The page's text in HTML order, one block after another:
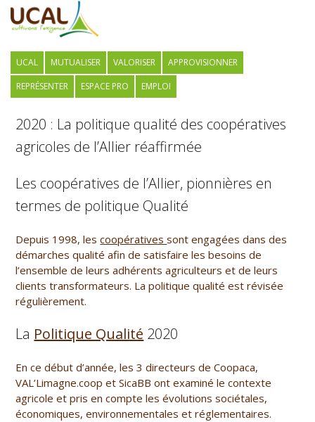
UCAL MUTUALISER VALORISER
APPROVISIONNER
REPRÉSENTER
ESPACE PRO EMPLOI
2020 : La politique qualité des coopératives
agricoles de l’Allier réaffirmée
Les coopératives de l’Allier, pionnières en
termes de politique Qualité
Depuis 1998, lescoopérativessont engagées dans des
démarches qualité afin de satisfaire les besoins de
l’ensemble de leurs adhérents agriculteurs et de leurs
clients transformateurs. La politique qualité est révisée
régulièrement.
La Politique Qualité 2020
En ce début d’année, les 3 directeurs de Coopaca,
VAL’Limagne.coop et SicaBB ont examiné le contexte
agricole et pris en compte les évolutions sociétales,
économiques, environnementales et réglementaires.